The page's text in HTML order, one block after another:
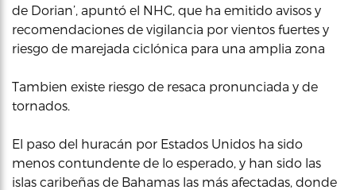
de Dorian’, apuntó el NHC, que ha emitido avisos y
recomendaciones de vigilancia por vientos fuertes y
riesgo de marejada ciclónica para una amplia zona
Tambien existe riesgo de resaca pronunciada y de
tornados.
El paso del huracán por Estados Unidos ha sido
menos contundente de lo esperado, y han sido las
islas caribeñas de Bahamas las más afectadas, donde